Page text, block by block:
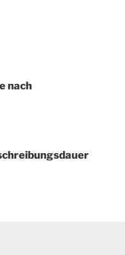
nach